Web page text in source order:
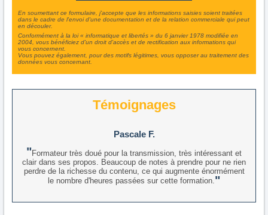
En soumettant ce formulaire, j'accepte que les informations saisies soient traitées
dans le cadre de l'envoi d'une documentation et de la relation commerciale qui peut
en découler.
Conformément à la loi « informatique et libertés » du 6 janvier 1978 modifiée en
2004, vous bénéficiez d'un droit d'accès et de rectification aux informations qui
vous concernent.
Vous pouvez également, pour des motifs légitimes, vous opposer au traitement des
données vous concernant.
Témoignages
Pascale F.
Formateur très doué pour la transmission, très intéressant et
clair dans ses propos. Beaucoup de notes à prendre pour ne rien
perdre de la richesse du contenu, ce qui augmente énormément
le nombre d'heures passées sur cette formation.